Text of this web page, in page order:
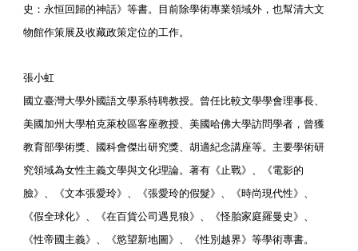
史：永恒回歸的神話》等書。目前除學術專業領域外，也幫清大文
物館作策展及收藏政策定位的工作。
張小虹
國立臺灣大學外國語文學系特聘教授。曾任比較文學學會理事長、
美國加州大學柏克萊校區客座教授、美國哈佛大學訪問學者，曾獲
教育部學術獎、國科會傑出研究獎、胡適紀念講座等。主要學術研
究領域為女性主義文學與文化理論。著有《止戰》、《電影的
臉》、《文本張愛玲》、《張愛玲的假髮》、《時尚現代性》、
《假全球化》、《在百貨公司遇見狼》、《怪胎家庭羅曼史》、
《性帝國主義》、《慾望新地圖》、《性別越界》等學術專書。